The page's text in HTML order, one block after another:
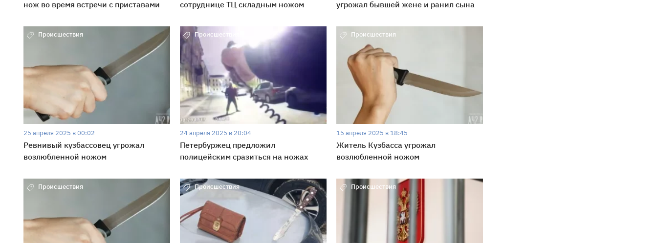
нож во время встречи с приставами
сотруднице ТЦ складным ножом
угрожал бывшей жене и ранил сына
Происшествия
25 апреля 2025 в 00:02
Ревнивый кузбассовец угрожал
возлюбленной ножом
Происшествия
24 апреля 2025 в 20:04
Петербуржец предложил
полицейским сразиться на ножах
Происшествия
15 апреля 2025 в 18:45
Житель Кузбасса угрожал
возлюбленной ножом
Происшествия Происшествия Происшествия